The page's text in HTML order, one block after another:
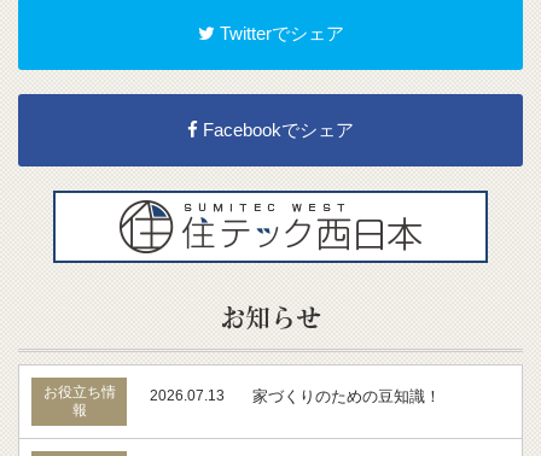
Twitterでシェア
Facebookでシェア
お知らせ
お役立ち情
報
2026.07.13 家づくりのための豆知識！